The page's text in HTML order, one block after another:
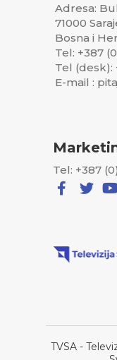
Adresa:
71000
Bosna i
Tel: +387
Tel (desk):
E-mail :
Tel: +387
TVSA -